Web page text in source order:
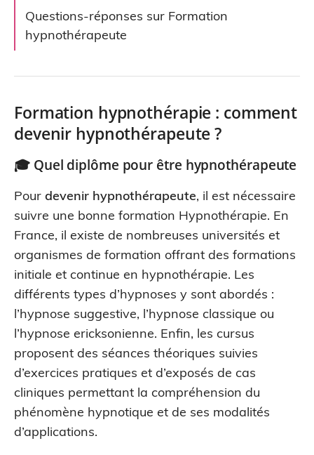
Questions-réponses sur Formation
hypnothérapeute
Formation hypnothérapie : comment
devenir hypnothérapeute ?
🎓 Quel diplôme pour être hypnothérapeute
Pour devenir hypnothérapeute, il est nécessaire
suivre une bonne formation Hypnothérapie. En
France, il existe de nombreuses universités et
organismes de formation offrant des formations
initiale et continue en hypnothérapie. Les
différents types d’hypnoses y sont abordés :
l’hypnose suggestive, l’hypnose classique ou
l’hypnose ericksonienne. Enfin, les cursus
proposent des séances théoriques suivies
d’exercices pratiques et d’exposés de cas
cliniques permettant la compréhension du
phénomène hypnotique et de ses modalités
d’applications.